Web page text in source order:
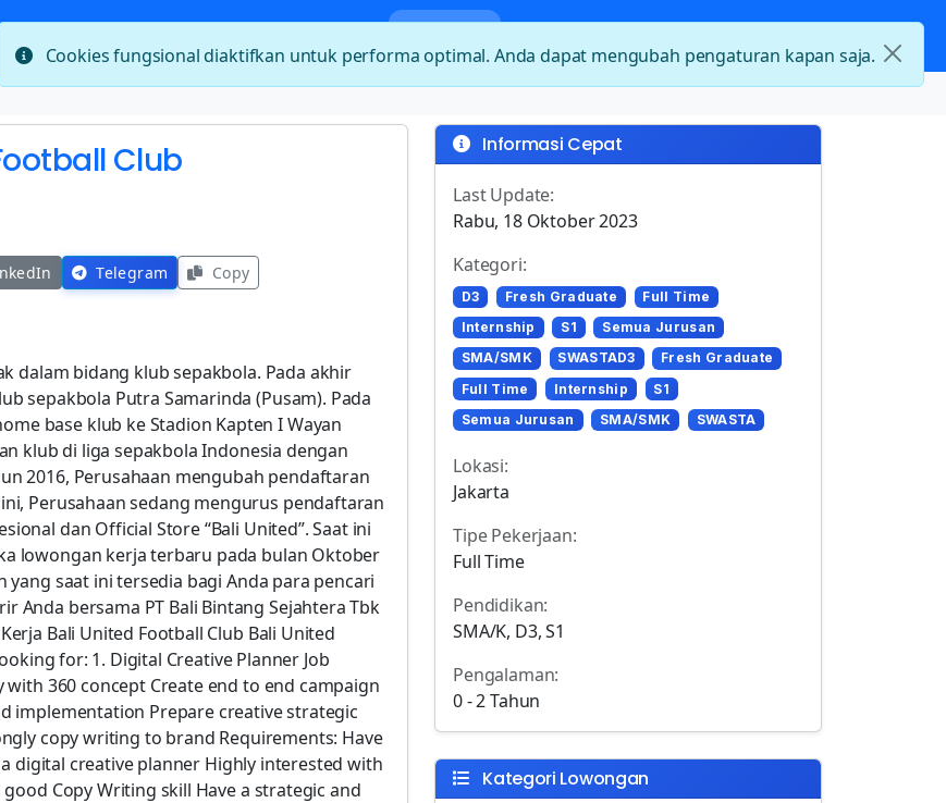
Club
Telegram Copy
dalam bidang klub sepakbola. Pada akhir
sepakbola Putra Samarinda (Pusam). Pada
base klub ke Stadion Kapten I Wayan
klub di liga sepakbola Indonesia dengan
2016, Perusahaan mengubah pendaftaran
Perusahaan sedang mengurus pendaftaran
dan Official Store “Bali United”. Saat ini
lowongan kerja terbaru pada bulan Oktober
saat ini tersedia bagi Anda para pencari
bersama PT Bali Bintang Sejahtera Tbk
Bali United Football Club Bali United
for: 1. Digital Creative Planner Job
360 concept Create end to end campaign
implementation Prepare creative strategic
copy writing to brand Requirements: Have
digital creative planner Highly interested with
Copy Writing skill Have a strategic and
Informasi Cepat
Last Update:
Rabu, 18 Oktober 2023
Kategori:
D3 Fresh Graduate
Full Time
Internship
S1
Semua Jurusan
SMA/SMK
SWASTAD3
Fresh Graduate
Full Time
Internship
S1
Semua Jurusan
SMA/SMK SWASTA
Lokasi:
Jakarta
Tipe Pekerjaan:
Full Time
Pendidikan:
SMA/K, D3, S1
Pengalaman:
0 - 2 Tahun
Kategori Lowongan
Cookies fungsional diaktifkan untuk performa optimal. Anda dapat mengubah pengaturan kapan saja.